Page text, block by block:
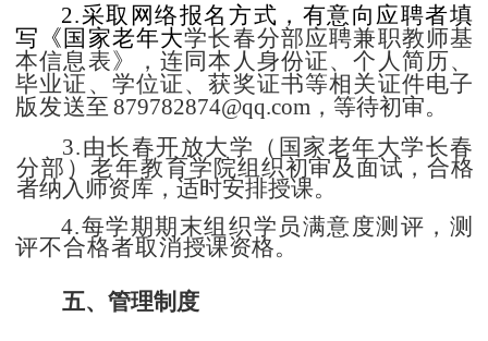
2.采取网络报名方式，有意向应聘者填
写《国家老年大学长春分部应聘兼职教师基
本信息表》，连同本人身份证、个人简历、
毕业证、学位证、获奖证书等相关证件电子
版发送至 879782874@qq.com ，等待初审。
3.由长春开放大学（国家老年大学长春
分部）老年教育学院组织初审及面试，合格
者纳入师资库， 适时安排授课。
4.每学期期末组织学员满意度测评，测
评不合格者取消授课资格。
五、管理制度